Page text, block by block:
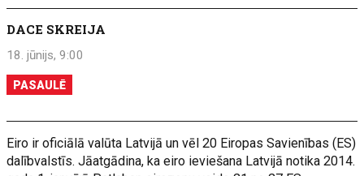
DACE SKREIJA
18. jūnijs, 9:00
PASAULĒ
Eiro ir oficiālā valūta Latvijā un vēl 20 Eiropas Savienības (ES)
dalībvalstīs. Jāatgādina, ka eiro ieviešana Latvijā notika 2014.